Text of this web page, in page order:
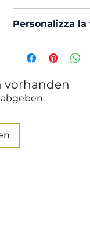
Trattamento
la nostra Guida.
Personalizza
oppure,
vorhanden